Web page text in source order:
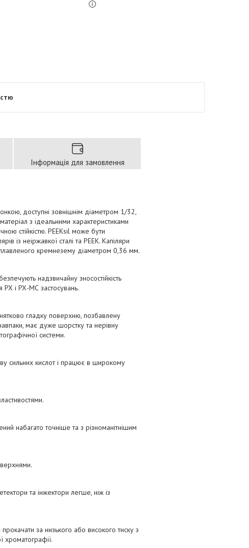
Інформація для замовлення
доступні зовнішнім діаметром 1/32,
з ідеальними характеристиками
стійкістю. PEEKsil може бути
із неіржавкої сталі та PEEK. Капіляри
плавленого кремнезему діаметром 0,36 мм.
надзвичайну зносостійкість
РХ і РХ-МС застосувань.
гладку поверхню, позбавлену
має дуже шорстку та нерівну
системи.
сильних кислот і працює в широкому
набагато точніше та з різноманітнішим
та інжектори легше, ніж із
за низького або високого тиску з
хроматографії.